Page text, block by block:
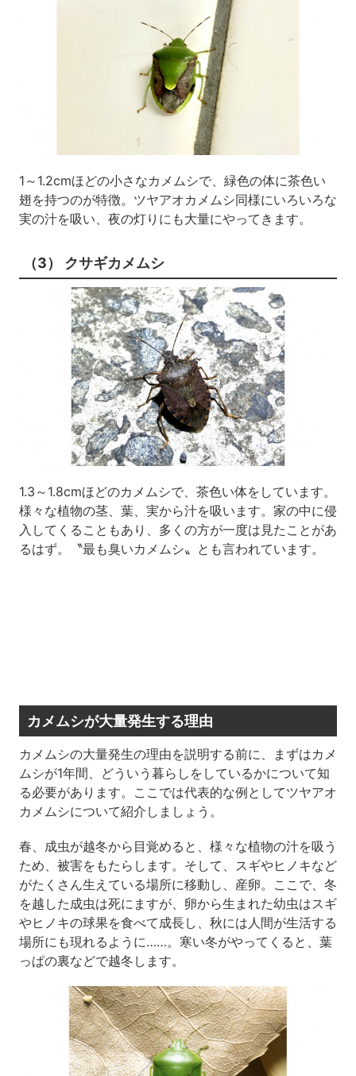
1～1.2cmほどの小さなカメムシで、緑色の体に茶色い
翅を持つのが特徴。ツヤアオカメムシ同様にいろいろな
実の汁を吸い、夜の灯りにも大量にやってきます。
（3） クサギカメムシ
1.3～1.8cmほどのカメムシで、茶色い体をしています。
様々な植物の茎、葉、実から汁を吸います。家の中に侵
入してくることもあり、多くの方が一度は見たことがあ
るはず。〝最も臭いカメムシ〟とも言われています。
カメムシが大量発生する理由
カメムシの大量発生の理由を説明する前に、まずはカメ
ムシが1年間、どういう暮らしをしているかについて知
る必要があります。ここでは代表的な例としてツヤアオ
カメムシについて紹介しましょう。
春、成虫が越冬から目覚めると、様々な植物の汁を吸う
ため、被害をもたらします。そして、スギやヒノキなど
がたくさん生えている場所に移動し、産卵。ここで、冬
を越した成虫は死にますが、卵から生まれた幼虫はスギ
やヒノキの球果を食べて成長し、秋には人間が生活する
場所にも現れるように……。寒い冬がやってくると、葉
っぱの裏などで越冬します。